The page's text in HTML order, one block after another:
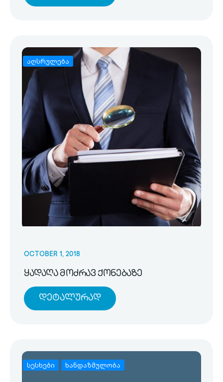
აღსრულება
OCTOBER 1, 2018
ყადაღა მოძრავ ქონებაზე
Დეტალურად
სესხები ხანდაზმულობა